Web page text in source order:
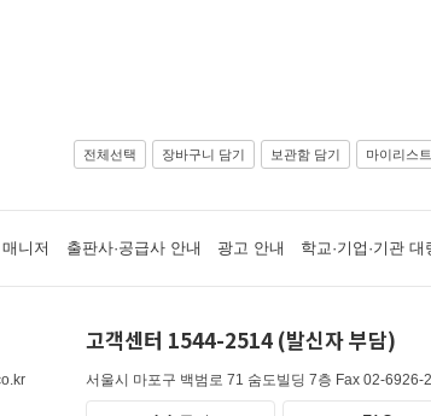
전체선택 장바구니 담기 보관함 담기 마이리스
니저 출판사·공급사 안내 광고 안내 학교·기업·기관 대
고객센터 1544-2514 (발신자 부담)
서울시 마포구 백범로 71 숨도빌딩 7층 Fax 02-6926-